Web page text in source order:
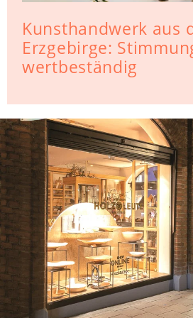
Kunsthandwerk aus
Erzgebirge:
wertbeständig